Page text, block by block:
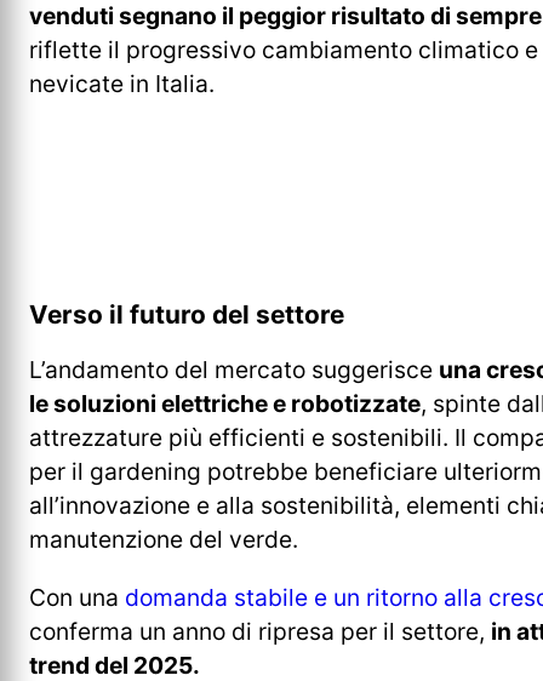
venduti segnano il peggior risultato di
riflette il progressivo cambiamento climatico
nevicate in Italia.
Verso il futuro del settore
L’andamento del mercato suggerisce una
le soluzioni elettriche e robotizzate, spinte
attrezzature più efficienti e sostenibili. Il
per il gardening potrebbe beneficiare
all’innovazione e alla sostenibilità, elementi
manutenzione del verde.
Con una domanda stabile e un ritorno alla
conferma un anno di ripresa per il settore, in
trend del 2025.